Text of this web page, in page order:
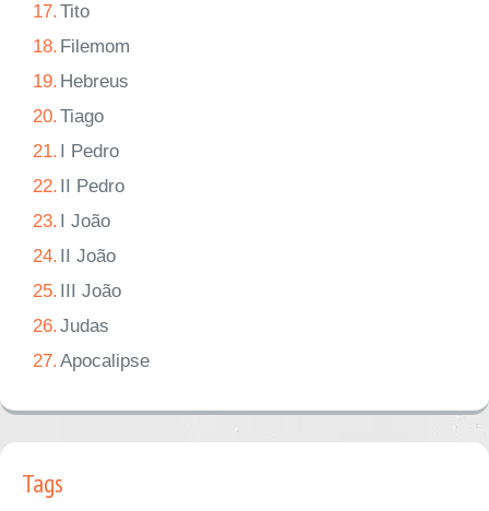
17.Tito
18. Filemom
19. Hebreus
20.Tiago
21. I Pedro
22. II Pedro
23. I João
24. II João
25. III João
26.Judas
27.Apocalipse
Tags